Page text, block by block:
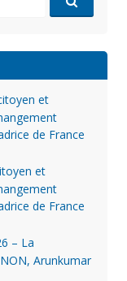
et
de France
et
de France
– La
Arunkumar